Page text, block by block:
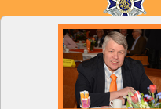
SSV
Klim-